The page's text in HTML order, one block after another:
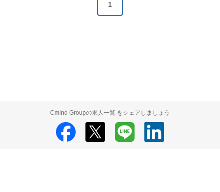
1
Cmind Groupの求人一覧 をシェアしましょう